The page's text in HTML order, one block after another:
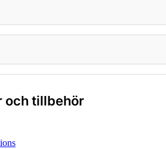
och tillbehör